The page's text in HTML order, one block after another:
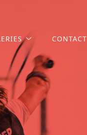
CONTACT